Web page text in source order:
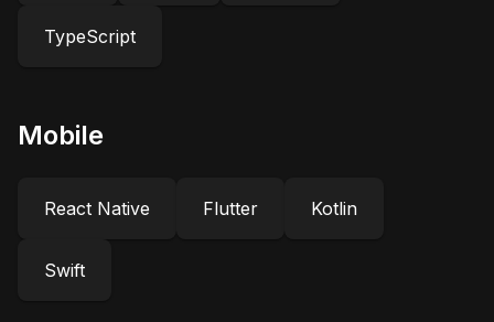
TypeScript
Mobile
React Native Flutter Kotlin
Swift